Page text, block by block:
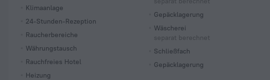
Klimaanlage
24-Stunden-Rezeption
Raucherbereiche
Währungstausch
Rauchfreies Hotel
Heizung
Gepäcklagerung
Wäscherei
separat berechnet
Schließfach
Gepäcklagerung